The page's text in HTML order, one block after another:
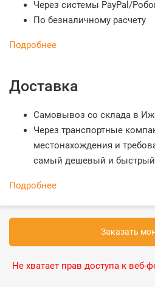
Через системы PayPal/
По безналичному расчету
Подробнее
Доставка
Самовывоз со склада в
Через транспортные
местонахождения и
самый дешевый и быстрый
Подробнее
Заказать
Не хватает прав доступа к веб-